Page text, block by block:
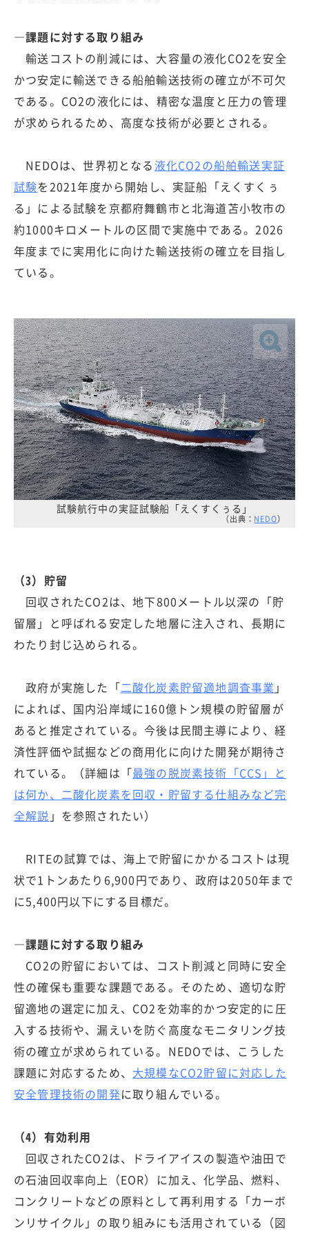
―課題に対する取り組み
輸送コストの削減には、大容量の液化CO2を安全
かつ安定に輸送できる船舶輸送技術の確立が不可欠
である。CO2の液化には、精密な温度と圧力の管理
が求められるため、高度な技術が必要とされる。
NEDOは、世界初となる 液化CO2の船舶輸送実証
試験を2021年度から開始し、実証船「えくすくぅ
る」による試験を京都府舞鶴市と北海道苫小牧市の
約1000キロメートルの区間で実施中である。2026
年度までに実用化に向けた輸送技術の確立を目指し
ている。
試験航行中の実証試験船「えくすくぅる」
（出典： NEDO）
（3）貯留
回収されたCO2は、地下800メートル以深の「貯
留層」と呼ばれる安定した地層に注入され、長期に
わたり封じ込められる。
政府が実施した「二酸化炭素貯留適地調査事業 」
によれば、国内沿岸域に160億トン規模の貯留層が
あると推定されている。今後は民間主導により、経
済性評価や試掘などの商用化に向けた開発が期待さ
れている。（詳細は「最強の脱炭素技術「CCS」と
は何か、二酸化炭素を回収・貯留する仕組みなど完
全解説 」を参照されたい）
RITEの試算では、海上で貯留にかかるコストは現
状で1トンあたり6,900円であり、政府は2050年まで
に5,400円以下にする目標だ。
―課題に対する取り組み
CO2の貯留においては、コスト削減と同時に安全
性の確保も重要な課題である。そのため、適切な貯
留適地の選定に加え、CO2を効率的かつ安定的に圧
入する技術や、漏えいを防ぐ高度なモニタリング技
術の確立が求められている。NEDOでは、こうした
課題に対応するため、 大規模なCO2貯留に対応した
安全管理技術の開発に取り組んでいる。
（4）有効利用
回収されたCO2は、ドライアイスの製造や油田で
の石油回収率向上（EOR）に加え、化学品、燃料、
コンクリートなどの原料として再利用する「カーボ
ンリサイクル」の取り組みにも活用されている（図